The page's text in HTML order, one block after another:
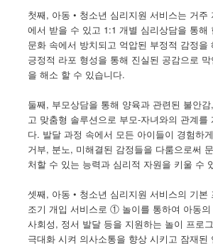
첫째, 아동 • 청소년 심리지원 서비스는 거주
에서 받을 수 있고 1:1 개별 심리상담을 통해
문화 속에서 방치되고 억압된 부정적 감정을
긍정적 라포 형성을 통해 진실된 공감으로
을 해소 할 수 있습니다.
둘째, 부모상담을 통해 양육과 관련된 불안
고 맞춤형 솔루션으로 부모-자녀와의 관계를
다. 발달 과정 속에서 모든 아이들이 경험하
거부, 분노, 미해결된 감정들을 다룸으로써
처할 수 있는 능력과 심리적 자원을 키울 수
셋째, 아동 • 청소년 심리지원 서비스의 기본
조기 개입 서비스로 ① 놀이를 통하여 아동
사회성, 정서 발달 등을 지원하는 놀이 프로
극대화 시켜 의사소통을 향상 시키고 잠재된